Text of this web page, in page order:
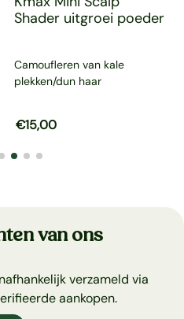
Shader uitgroei poeder
Camoufleren van kale
plekken/dun haar
Aanbiedingsprijs
€15,00
van ons
verzameld via
aankopen.